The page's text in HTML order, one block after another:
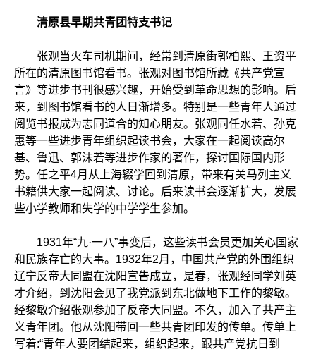
清原县早期共青团特支书记
张观当火车司机期间，经常到清原街郭柏熙、王资平
所在的清原图书馆看书。张观对图书馆所藏《共产党宣
言》等进步书刊很感兴趣，开始受到革命思想的影响。后
来，到图书馆看书的人日渐增多。特别是一些青年人通过
阅览书报成为志同道合的知心朋友。张观同任水若、孙克
惠等一些进步青年组织起读书会，大家在一起阅读高尔
基、鲁迅、郭沫若等进步作家的著作，探讨国际国内形
势。任之平4月从上海辍学回到清原，带来有关马列主义
书籍供大家一起阅读、讨论。后来读书会逐渐扩大，发展
些小学教师和失学的中学学生参加。
1931年“九·一八”事变后，这些读书会员更加关心国家
和民族存亡的大事。1932年2月，中国共产党的外围组织
辽宁反帝大同盟在沈阳宣告成立，是春，张观经同学刘英
才介绍，到沈阳会见了我党派到东北做地下工作的黎敏。
经黎敏介绍张观参加了反帝大同盟。不久，加入了共产主
义青年团。他从沈阳带回一些共青团印发的传单。传单上
写着:“青年人要团结起来，组织起来，跟共产党抗日到